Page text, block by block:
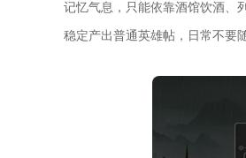
记忆气息，只能依靠酒馆饮酒、
稳定产出普通英雄帖，日常不要